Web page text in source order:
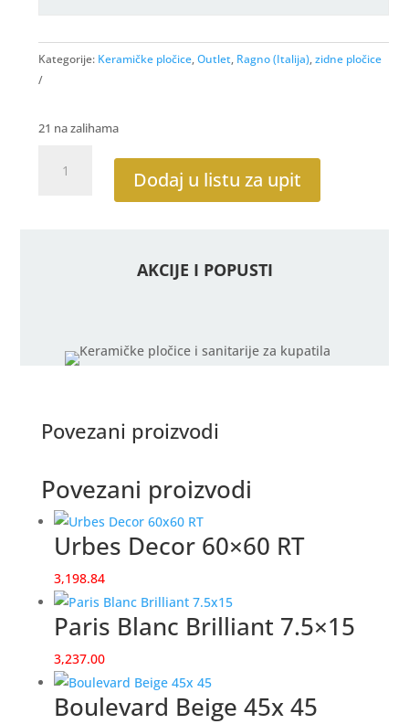
Kategorije: Keramičke pločice,Outlet, Ragno (Italija),zidne pločice
21 na zalihama
Mosaico
Dodaj u listu za upit
AKCIJE I POPUSTI
Povezani proizvodi
Povezani proizvodi
Urbes Decor 60×60 RT
3,198.84
Paris Blanc Brilliant 7.5×15
3,237.00
Boulevard Beige 45x 45